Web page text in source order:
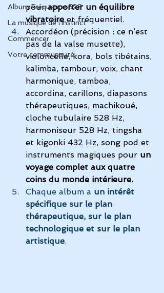
Album Fréquence 528
La musique de l'instinct
Commencer
Votre communauté
pour apporter un équilibre
vibratoire et fréquentiel.
Accordéon (précision : ce n’est
pas de la valse musette),
violoncelle, kora, bols tibétains,
kalimba, tambour, voix, chant
harmonique, tamboa,
accordina, carillons, diapasons
thérapeutiques, machikoué,
cloche tubulaire 528 Hz,
harmoniseur 528 Hz, tingsha
et kigonki 432 Hz, song pod et
instruments magiques pour un
voyage complet aux quatre
coins du monde intérieure.
Chaque album a un intérêt
spécifique sur le plan
thérapeutique, sur le plan
technologique et sur le plan
artistique.